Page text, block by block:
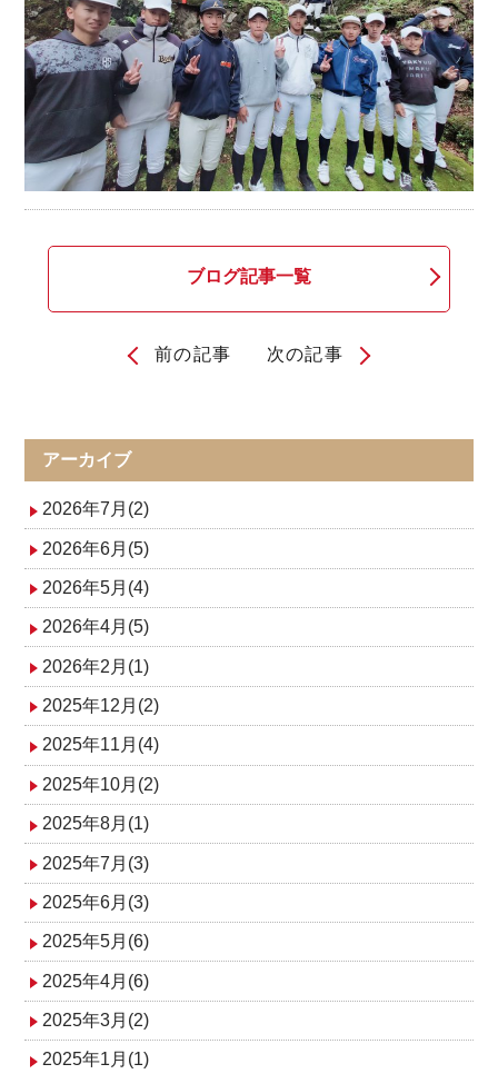
ブログ記事一覧
ナ
ビ
ゲ
ー
シ
ョ
ン
前の記事 次の記事
アーカイブ
2026年7月(2)
2026年6月(5)
2026年5月(4)
2026年4月(5)
2026年2月(1)
2025年12月(2)
2025年11月(4)
2025年10月(2)
2025年8月(1)
2025年7月(3)
2025年6月(3)
2025年5月(6)
2025年4月(6)
2025年3月(2)
2025年1月(1)